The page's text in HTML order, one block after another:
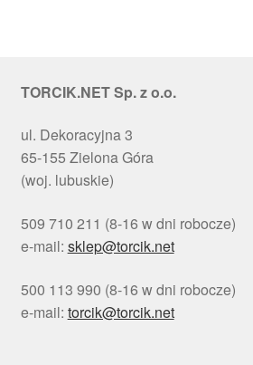
TORCIK.NET Sp. z o.o.
ul. Dekoracyjna 3
65-155 Zielona Góra
(woj. lubuskie)
509 710 211 (8-16 w dni robocze)
e-mail: sklep@torcik.net
500 113 990 (8-16 w dni robocze)
e-mail: torcik@torcik.net